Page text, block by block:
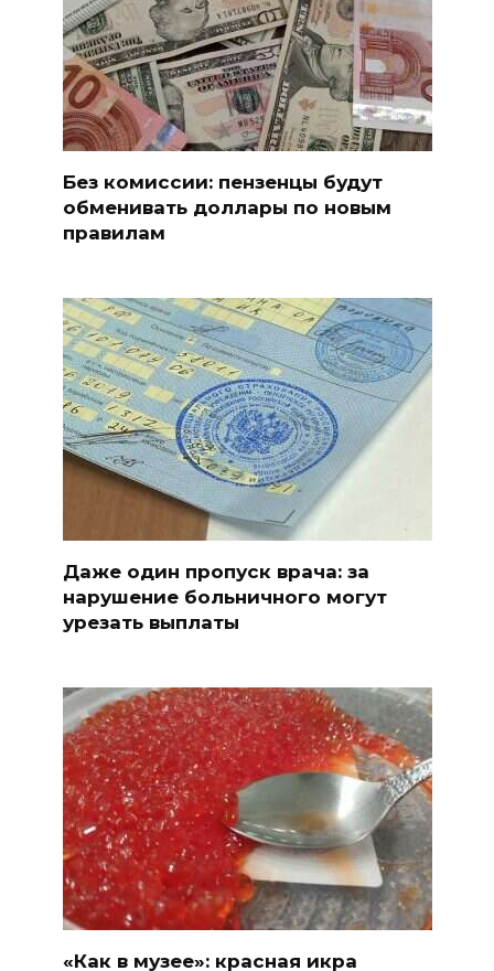
Без комиссии: пензенцы будут
обменивать доллары по новым
правилам
Даже один пропуск врача: за
нарушение больничного могут
урезать выплаты
«Как в музее»: красная икра